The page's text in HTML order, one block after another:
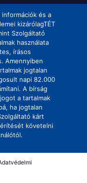
és a
kizárólagTÉT
Szolgáltató
használata
írásos
Amennyiben
jogtalan
napi 82.000
A bírság
a tartalmak
ha jogtalan
kárt
követelni